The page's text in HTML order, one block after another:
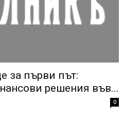
за първи път:
решения във...
0